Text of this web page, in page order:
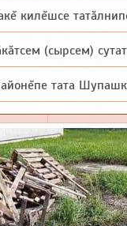
килĕшсе
сутатпăр. Вĕсене мăн пыршă
районĕнчи Ишлей